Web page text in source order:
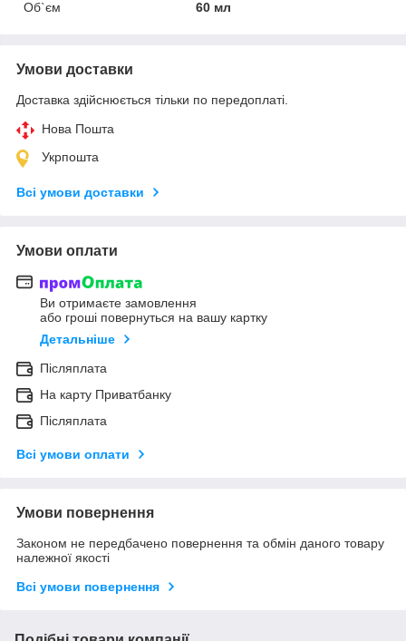
Об`єм
60 мл
Умови доставки
Доставка здійснюється тільки по передоплаті.
Нова Пошта
Укрпошта
Всі умови доставки
Умови оплати
Ви отримаєте замовлення
або гроші повернуться на вашу картку
Детальніше
Післяплата
На карту Приватбанку
Післяплата
Всі умови оплати
Умови повернення
Законом не передбачено повернення та обмін даного товару
належної якості
Всі умови повернення